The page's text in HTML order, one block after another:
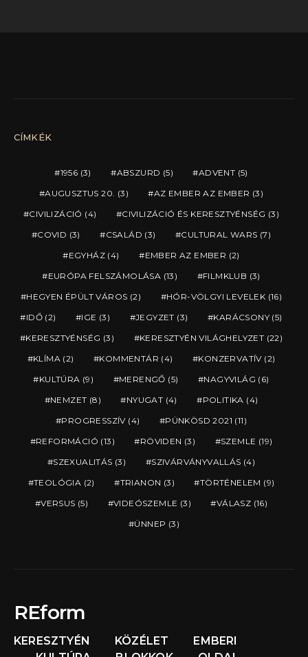
CÍMKÉK
1956 (3) ABSZURD (5) ADVENT (5)
AUGUSZTUS 20. (3) AZ EMBER AZ EMBER (3)
CIVILIZÁCIÓ (4) CIVILIZÁCIÓ ÉS KERESZTYÉNSÉG (3)
COVID (3) CSALÁD (3) CULTURAL WARS (7)
EGYHÁZ (4) EMBER AZ EMBER (2)
EURÓPA FELSZÁMOLÁSA (13) FILMKLUB (3)
HEGYEN ÉPÜLT VÁROS (2) HÓR-VÖLGYI LEVELEK (16)
IDŐ (2) IGE (3) JEGYZET (3) KARÁCSONY(5)
KERESZTYÉNSÉG (3) KERESZTYÉN VILÁGHELYZET (22)
KLÍMA (2) KOMMENTÁR (4) KONZERVATÍV(2)
KULTÚRA (9) MERENGŐ (5) NAGYVILÁG (6)
NEMZET (8) NYUGAT (4) POLITIKA (4)
PROGRESSZÍV(4) PÜNKÖSD 2021 (11)
REFORMÁCIÓ (13) RÖVIDEN (3) SZEMLE (19)
SZEXUALITÁS (3) SZIVÁRVÁNYVALLÁS (4)
TEOLÓGIA (2) TRIANON (3) TÖRTÉNELEM (9)
VERSUS (5) VIDEÓSZEMLE (3) VÁLASZ (16)
ÜNNEP (3)
REform
KERESZTYÉN KÖZÉLET
EMBERI